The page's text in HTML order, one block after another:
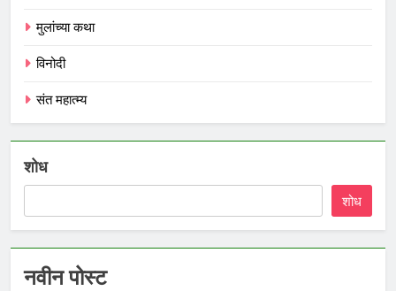
मुलांच्या कथा
विनोदी
संत महात्म्य
शोध
शोध
नवीन पोस्ट